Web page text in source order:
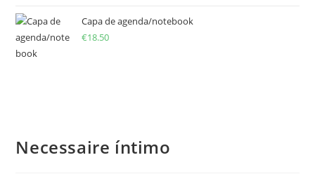
Capa de agenda/notebook
€18.50
Necessaire íntimo